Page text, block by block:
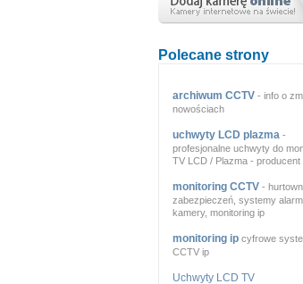
Polecane strony
archiwum CCTV - info o
nowościach
uchwyty LCD plazma -
profesjonalne uchwyty do
TV LCD / Plazma - producent
monitoring CCTV -
zabezpieczeń, systemy
kamery, monitoring ip
monitoring ip cyfrowe
CCTV ip
Uchwyty LCD TV